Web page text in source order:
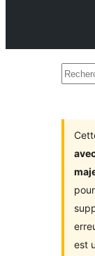
est